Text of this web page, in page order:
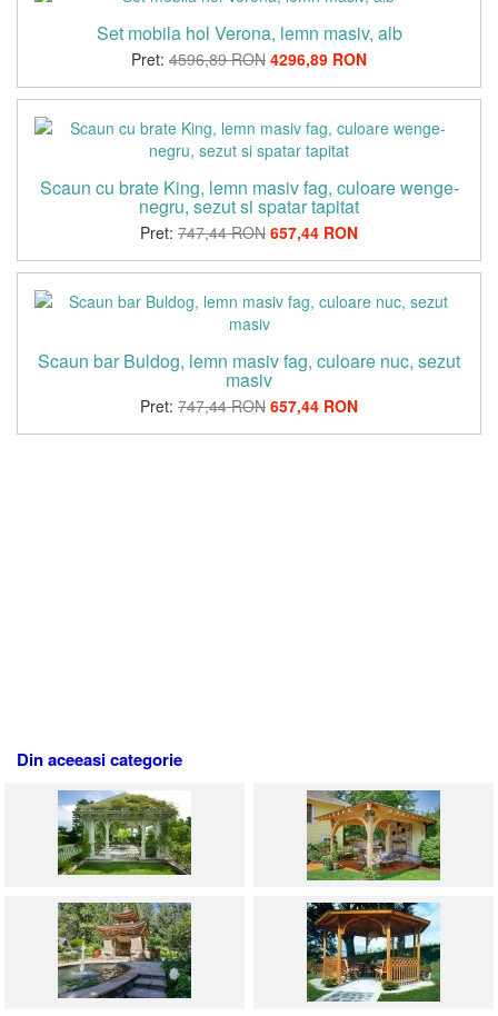
Set mobila hol Verona, lemn masiv, alb
Pret: 4596,89 RON 4296,89 RON
Scaun cu brate King, lemn masiv fag, culoare wenge-
negru, sezut si spatar tapitat
Pret: 747,44 RON 657,44 RON
Scaun bar Buldog, lemn masiv fag, culoare nuc, sezut
masiv
Pret: 747,44 RON 657,44 RON
Din aceeasi categorie